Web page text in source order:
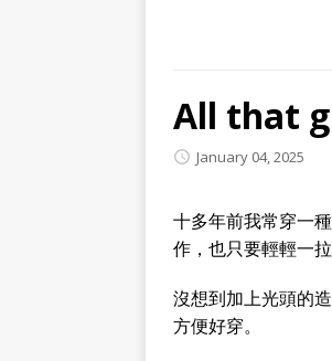
All that
January 04, 2025
十多年前我常穿一
作，也只要輕輕一
沒想到加上光頭的
方便好穿。